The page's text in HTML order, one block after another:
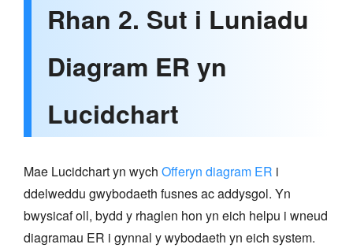
Rhan 2. Sut i Luniadu
Diagram ER yn
Lucidchart
Mae Lucidchart yn wych Offeryn diagram ER i
ddelweddu gwybodaeth fusnes ac addysgol. Yn
bwysicaf oll, bydd y rhaglen hon yn eich helpu i wneud
diagramau ER i gynnal y wybodaeth yn eich system.